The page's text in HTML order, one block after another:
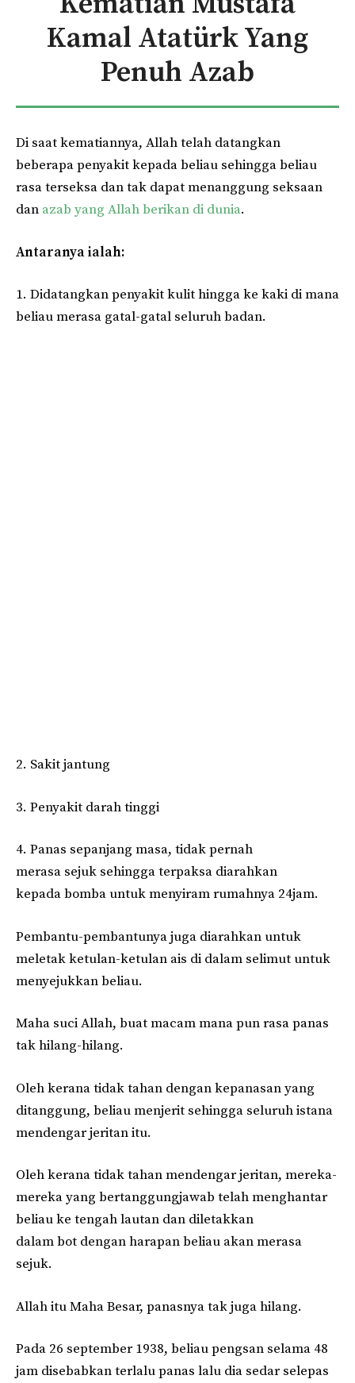
Kamal Atatürk Yang
Penuh Azab
Di saat kematiannya, Allah telah datangkan
beberapa penyakit kepada beliau sehingga beliau
rasa terseksa dan tak dapat menanggung seksaan
dan azab yang Allah berikan di dunia.
Antaranya ialah:
1. Didatangkan penyakit kulit hingga ke kaki di mana
beliau merasa gatal-gatal seluruh badan.
2. Sakit jantung
3. Penyakit darah tinggi
4. Panas sepanjang masa, tidak pernah
merasa sejuk sehingga terpaksa diarahkan
kepada bomba untuk menyiram rumahnya 24jam.
Pembantu-pembantunya juga diarahkan untuk
meletak ketulan-ketulan ais di dalam selimut untuk
menyejukkan beliau.
Maha suci Allah, buat macam mana pun rasa panas
tak hilang-hilang.
Oleh kerana tidak tahan dengan kepanasan yang
ditanggung, beliau menjerit sehingga seluruh istana
mendengar jeritan itu.
Oleh kerana tidak tahan mendengar jeritan, mereka-
mereka yang bertanggungjawab telah menghantar
beliau ke tengah lautan dan diletakkan
dalam bot dengan harapan beliau akan merasa
sejuk.
Allah itu Maha Besar, panasnya tak juga hilang.
Pada 26 september 1938, beliau pengsan selama 48
jam disebabkan terlalu panas lalu dia sedar selepas